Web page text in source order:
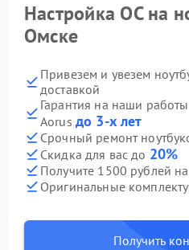
Настройка ОС на
Омске
Привезем и увезем
доставкой
Гарантия на наши
Aorus до 3-х лет
Срочный ремонт
Скидка для вас до 20%
Получите 1500 рублей
Оригинальные
Получить